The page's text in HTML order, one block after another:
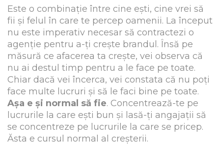
Este o combinație între cine ești, cine vrei să
fii și felul în care te percep oamenii. La început
nu este imperativ necesar să contractezi o
agenție pentru a-ți crește brandul. Însă pe
măsură ce afacerea ta crește, vei observa că
nu ai destul timp pentru a le face pe toate.
Chiar dacă vei încerca, vei constata că nu poți
face multe lucruri și să le faci bine pe toate.
Așa e și normal să fie. Concentrează-te pe
lucrurile la care ești bun și lasă-ți angajații să
se concentreze pe lucrurile la care se pricep.
Ăsta e cursul normal al creșterii.